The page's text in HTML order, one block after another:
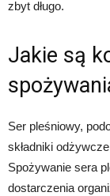
zbyt długo.
Jakie są
Ser pleśniowy,
składniki
Spożywanie sera
dostarczenia